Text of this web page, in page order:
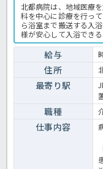
北都病院は、地域医療
科を中心に診療を行っ
ら浴室まで搬送する入
様が安心して入浴でき
時から16時までの勤務
の両立を目指したい方
す。 ＜介護職 パート
給与
住所
最寄り駅
職種
仕事内容